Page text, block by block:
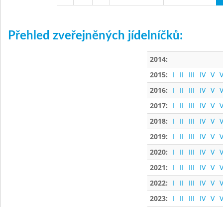
Přehled zveřejněných jídelníčků:
2014:
2015:
I II III IV V
2016:
I II III IV V
2017:
I II III IV V
2018:
I II III IV V
2019:
I II III IV V
2020:
I II III IV V
2021:
I II III IV V
2022:
I II III IV V
2023:
I II III IV V